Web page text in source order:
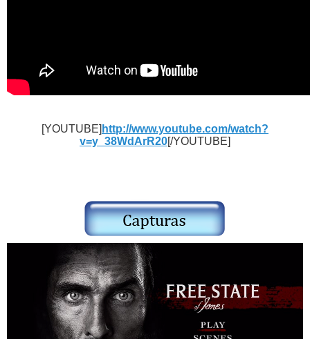
[YOUTUBE] http://www.youtube.com/watch?
v=y_38WdArR20[/YOUTUBE]